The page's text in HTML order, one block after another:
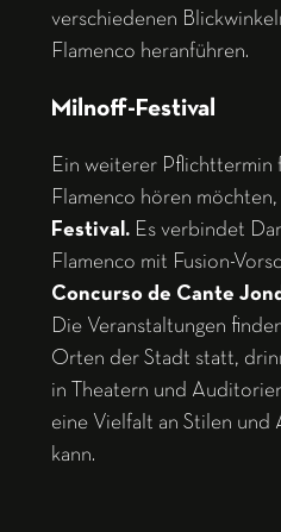
verschiedenen
Flamenco heranführen.
Milnoff-Festival
Ein weiterer Pflichttermin
Flamenco hören möchten,
Festival. Es verbindet
Flamenco mit Fusion-
Concurso de Cante
Die Veranstaltungen
Orten der Stadt statt,
in Theatern und
eine Vielfalt an Stilen und
kann.